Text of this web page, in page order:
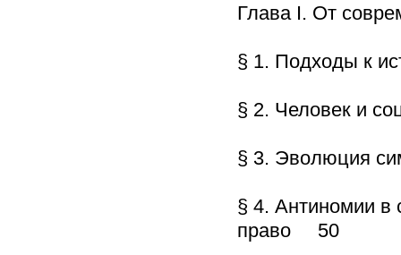
Глава I. От
§ 1. Подходы к
§ 2. Человек и
§ 3. Эволюция
§ 4. Антиномии
право 50